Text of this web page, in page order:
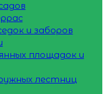
и заборов
площадок и
лестниц